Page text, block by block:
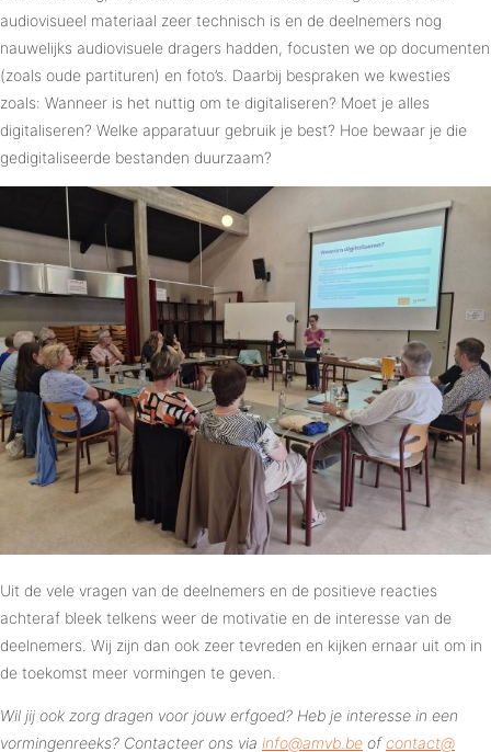
audiovisueel materiaal zeer technisch is en de deelnemers nog
nauwelijks audiovisuele dragers hadden, focusten we op documenten
(zoals oude partituren) en foto’s. Daarbij bespraken we kwesties
zoals: Wanneer is het nuttig om te digitaliseren? Moet je alles
digitaliseren? Welke apparatuur gebruik je best? Hoe bewaar je die
gedigitaliseerde bestanden duurzaam?
Uit de vele vragen van de deelnemers en de positieve reacties
achteraf bleek telkens weer de motivatie en de interesse van de
deelnemers. Wij zijn dan ook zeer tevreden en kijken ernaar uit om in
de toekomst meer vormingen te geven.
Wil jij ook zorg dragen voor jouw erfgoed? Heb je interesse in een
vormingenreeks? Contacteer ons via info@​amvb.​be ofcontact@​